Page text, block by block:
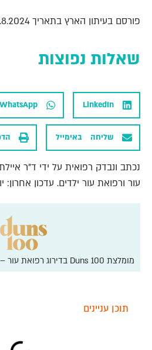
פורסם בעיתון הארץ בתאריך 8.8.2024
שאלות נפוצות
LinkedIn
WhatsApp
שליחה באימייל
נכתב ונבדק רפואית על ידי ד"ר
עור ורפואת עור ילדים. עדכון אחרון: יולי
מומלצת Duns 100 בדירוג רפואת עור – ילדים
תוכן עניינים